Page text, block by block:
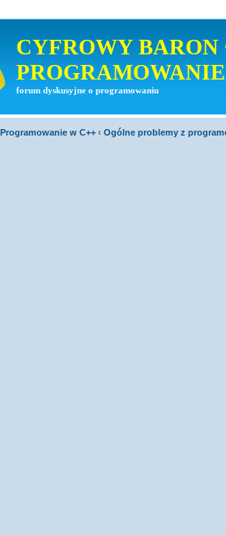
CYFROWY BARON
PROGRAMOWANIE
forum dyskusyjne o programowaniu
Programowanie w C++ ‹ Ogólne problemy z